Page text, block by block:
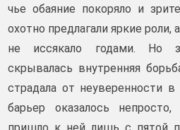
чье обаяние покоряло и
охотно предлагали яркие
не иссякало годами. Но
скрывалась внутренняя
страдала от неуверенности
барьер оказалось